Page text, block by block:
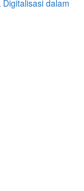
dalam